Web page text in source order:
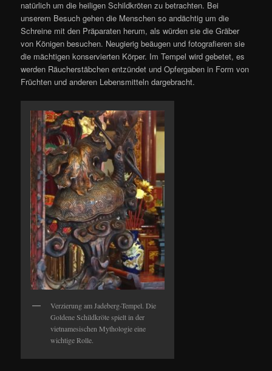
natürlich um die heiligen Schildkröten zu betrachten. Bei
unserem Besuch gehen die Menschen so andächtig um die
Schreine mit den Präparaten herum, als würden sie die Gräber
von Königen besuchen. Neugierig beäugen und fotografieren sie
die mächtigen konservierten Körper. Im Tempel wird gebetet, es
werden Räucherstäbchen entzündet und Opfergaben in Form von
Früchten und anderen Lebensmitteln dargebracht.
Verzierung am Jadeberg-Tempel. Die
Goldene Schildkröte spielt in der
vietnamesischen Mythologie eine
wichtige Rolle.